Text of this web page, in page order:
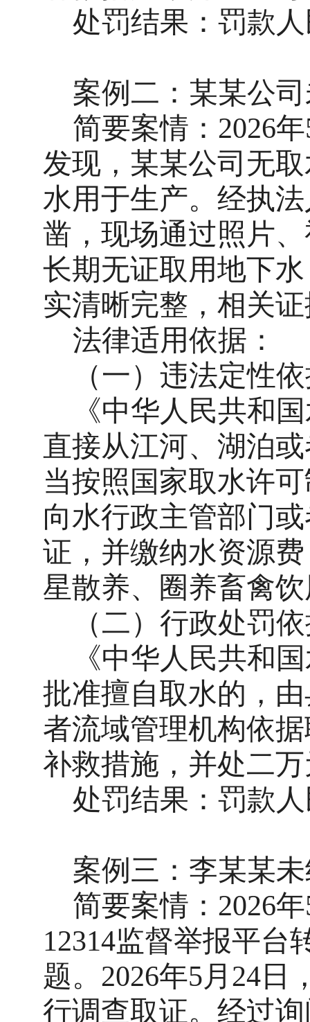
处罚结果： 罚款
案例二：某某公
简要案情： 2026
发现，某某公司无
水用于生产。经执
凿 ，现场通过照片
长期无证取用地下
实清晰完整，相关
法律适用依据：
（一） 违法定性
《中华人民共和
直接从江河、湖泊
当按照国家取水许
向水行政主管部门
证，并缴纳水资源
星散养、圈养畜禽
（二） 行政处罚
《中华人民共和
批准擅自取水的，
者流域管理机构依
补救措施，并处二
处罚结果： 罚款
案例三：李某某
简要案情： 2026
12314监督举报平台
题。 2026年5月24日
行调查取证。经过